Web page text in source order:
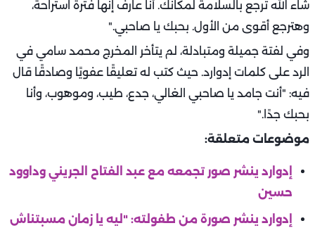
شاء الله ترجع بالسلامة لمكانك. أنا عارف إنها فترة استراحة،
وهترجع أقوى من الأول. بحبك يا صاحبي."
وفي لفتة جميلة ومتبادلة، لم يتأخر المخرج محمد سامي في
الرد على كلمات إدوارد. حيث كتب له تعليقًا عفويًا وصادقًا قال
فيه: "أنت جامد يا صاحبي الغالي، جدع، طيب، وموهوب، وأنا
بحبك جدًا."
موضوعات متعلقة:
إدوارد ينشر صور تجمعه مع عبد الفتاح الجريني وداوود
حسين
إدوارد ينشر صورة من طفولته: "ليه يا زمان مسبتناش